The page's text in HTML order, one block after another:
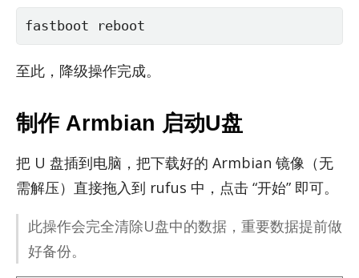
fastboot reboot
至此，降级操作完成。
制作 Armbian 启动U盘
把 U 盘插到电脑，把下载好的 Arm­bian 镜像（无
需解压）直接拖入到 ru­fus 中，点击 “开始” 即可。
此操作会完全清除U盘中的数据，重要数据提前做
好备份。